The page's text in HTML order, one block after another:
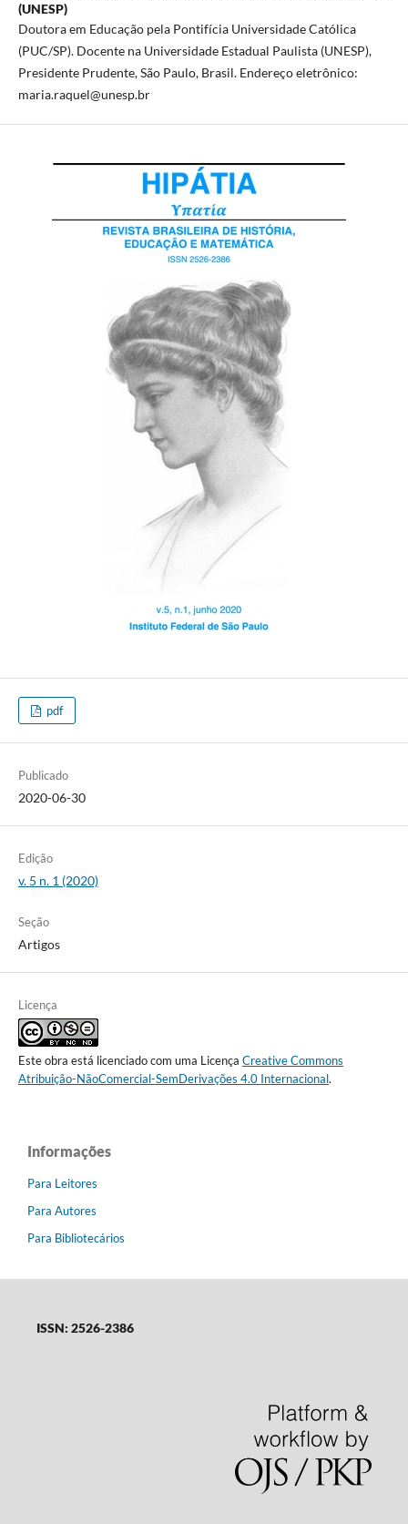
(UNESP)
Doutora em Educação pela Pontifícia Universidade Católica
(PUC/SP). Docente na Universidade Estadual Paulista (UNESP),
Presidente Prudente, São Paulo, Brasil. Endereço eletrônico:
maria.raquel@unesp.br
pdf
Publicado
2020-06-30
Edição
v. 5 n. 1 (2020)
Seção
Artigos
Licença
Este obra está licenciado com uma Licença Creative Commons
Atribuição-NãoComercial-SemDerivações 4.0 Internacional.
Informações
Para Leitores
Para Autores
Para Bibliotecários
ISSN: 2526-2386